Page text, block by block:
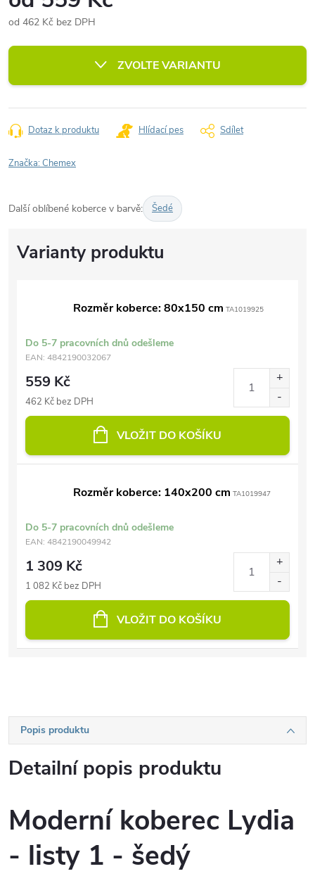
od 462 Kč bez DPH
cena:
ZVOLTE VARIANTU
Dotaz k produktu Hlídací pes Sdílet
Značka:Chemex
Další oblíbené koberce v barvě: Šedé
Rozměr koberce: 80x150 cm TA1019925
Do 5-7 pracovních dnů odešleme
EAN: 4842190032067
559 Kč
462 Kč bez DPH
VLOŽIT DO KOŠÍKU
Rozměr koberce: 140x200 cm TA1019947
Do 5-7 pracovních dnů odešleme
EAN: 4842190049942
1 309 Kč
1 082 Kč bez DPH
VLOŽIT DO KOŠÍKU
Popis produktu
Detailní popis produktu
Moderní koberec Lydia
- listy 1 - šedý